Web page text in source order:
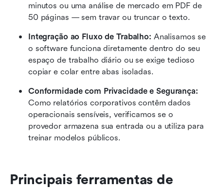
minutos ou uma análise de mercado em PDF de
50 páginas — sem travar ou truncar o texto.
Integração ao Fluxo de Trabalho: Analisamos se
o software funciona diretamente dentro do seu
espaço de trabalho diário ou se exige tedioso
copiar e colar entre abas isoladas.
Como relatórios corporativos contêm dados
operacionais sensíveis, verificamos se o
provedor armazena sua entrada ou a utiliza para
treinar modelos públicos.
Principais ferramentas de